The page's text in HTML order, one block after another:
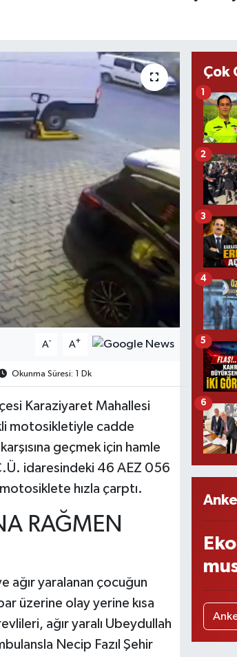
A- A+
Okunma Süresi: 1 Dk
Karaziyaret Mahallesi
motosikletiyle cadde
geçmek için hamle
idaresindeki 46 AEZ 056
hızla çarptı.
RAĞMEN
ağır yaralanan çocuğun
üzerine olay yerine kısa
ağır yaralı Ubeydullah
Necip Fazıl Şehir
Çok
1
2
3
4
5
6